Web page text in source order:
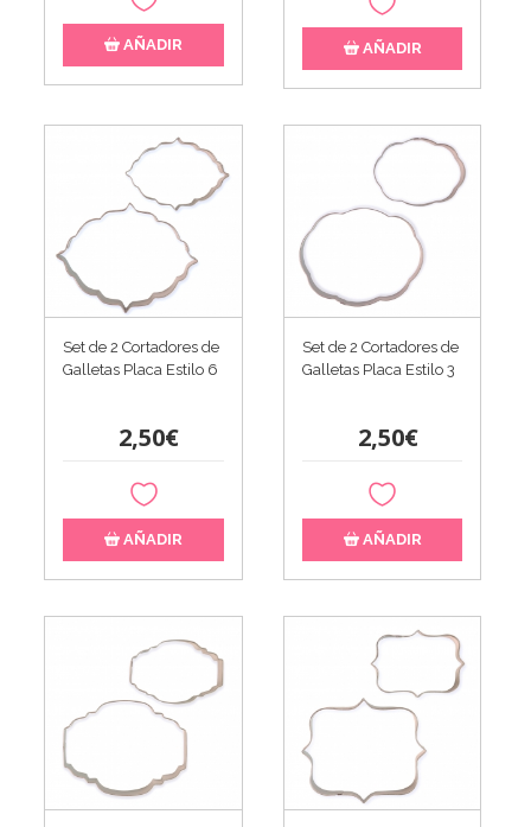
AÑADIR AÑADIR
Set de 2 Cortadores de
Galletas Placa Estilo 6
2,50€
AÑADIR
Set de 2 Cortadores de
Galletas Placa Estilo 3
2,50€
AÑADIR